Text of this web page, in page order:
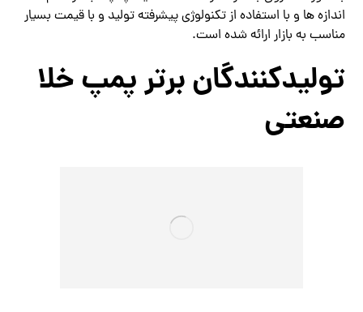
اندازه ها و با استفاده از تکنولوژی پیشرفته تولید و با قیمت بسیار
مناسب به بازار ارائه شده است.
تولیدکنندگان برتر پمپ خلا
صنعتی